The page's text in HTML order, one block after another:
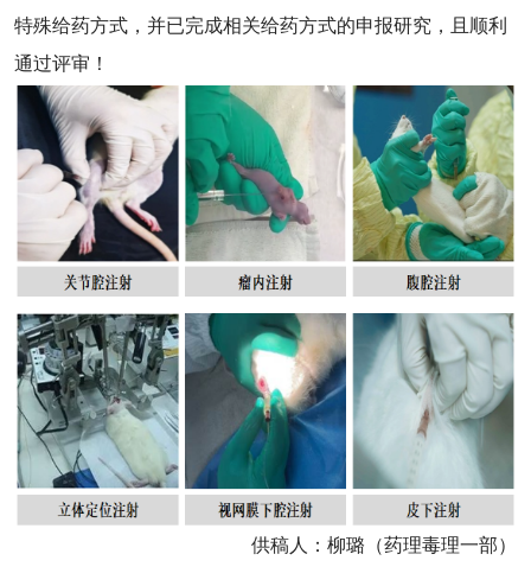
特殊给药方式，并已完成相关给药方式的申报研究，且顺利
通过评审！
供稿人：柳璐（药理毒理一部）